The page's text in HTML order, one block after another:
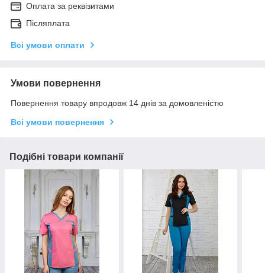
Оплата за реквізитами
Післяплата
Всі умови оплати
Умови повернення
Повернення товару впродовж 14 днів за домовленістю
Всі умови повернення
Подібні товари компанії